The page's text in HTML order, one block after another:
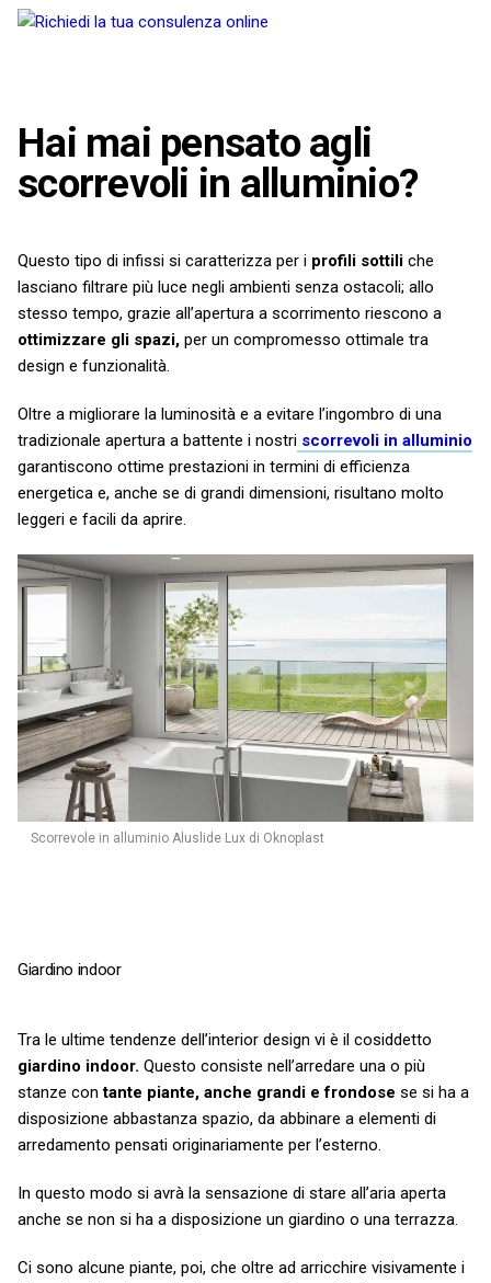
Hai mai pensato agli
scorrevoli in alluminio?
Questo tipo di infissi si caratterizza per i profili sottili che
lasciano filtrare più luce negli ambienti senza ostacoli; allo
stesso tempo, grazie all’apertura a scorrimento riescono a
ottimizzare gli spazi, per un compromesso ottimale tra
design e funzionalità.
Oltre a migliorare la luminosità e a evitare l’ingombro di una
tradizionale apertura a battente i nostri scorrevoli in alluminio
garantiscono ottime prestazioni in termini di efficienza
energetica e, anche se di grandi dimensioni, risultano molto
leggeri e facili da aprire.
Scorrevole in alluminio Aluslide Lux di Oknoplast
Giardino indoor
Tra le ultime tendenze dell’interior design vi è il cosiddetto
giardino indoor. Questo consiste nell’arredare una o più
stanze contante piante, anche grandi e frondose se si ha a
disposizione abbastanza spazio, da abbinare a elementi di
arredamento pensati originariamente per l’esterno.
In questo modo si avrà la sensazione di stare all’aria aperta
anche se non si ha a disposizione un giardino o una terrazza.
Ci sono alcune piante, poi, che oltre ad arricchire visivamente i